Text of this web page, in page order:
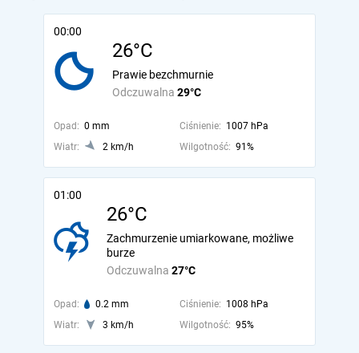
00:00
26°C
Odczuwalna 29°C
Prawie bezchmurnie
Opad: 0 mm Ciśnienie: 1007 hPa
Wiatr:
2 km/h Wilgotność: 91%
01:00
26°C
Odczuwalna 27°C
Zachmurzenie umiarkowane, możliwe
burze
Opad: 0.2 mm Ciśnienie: 1008 hPa
Wiatr:
3 km/h Wilgotność: 95%